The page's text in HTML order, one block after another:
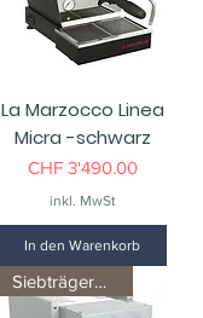
La Marzocco Linea
Micra -schwarz
Preis
CHF 3'490.00
inkl. MwSt
In den Warenkorb
Siebträgermaschine